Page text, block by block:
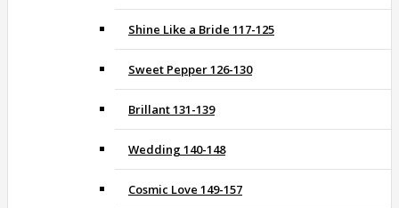
Shine Like a Bride 117-125
Sweet Pepper 126-130
Brillant 131-139
Wedding 140-148
Cosmic Love 149-157